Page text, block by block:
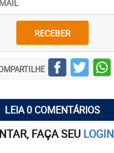
RECEBER
LEIA 0 COMENTÁRIOS
FAÇA SEU LOGIN